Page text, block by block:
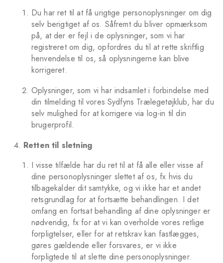
Du har ret til at få urigtige personoplysninger om dig
selv berigtiget af os. Såfremt du bliver opmærksom
på, at der er fejl i de oplysninger, som vi har
registreret om dig, opfordres du til at rette skriftlig
henvendelse til os, så oplysningerne kan blive
korrigeret.
Oplysninger, som vi har indsamlet i forbindelse med
din tilmelding til vores Sydfyns Trælegetøjklub, har du
selv mulighed for at korrigere via log-in til din
brugerprofil.
Retten til sletning
I visse tilfælde har du ret til at få alle eller visse af
dine personoplysninger slettet af os, fx hvis du
tilbagekalder dit samtykke, og vi ikke har et andet
retsgrundlag for at fortsætte behandlingen. I det
omfang en fortsat behandling af dine oplysninger er
nødvendig, fx for at vi kan overholde vores retlige
forpligtelser, eller for at retskrav kan fastlægges,
gøres gældende eller forsvares, er vi ikke
forpligtede til at slette dine personoplysninger.